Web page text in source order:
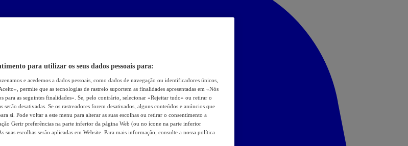
para utilizar os seus dados pessoais para:
e acedemos a dados pessoais, como dados de navegação ou identificadores únicos,
permite que as tecnologias de rastreio suportem as finalidades apresentadas em «Nós
para as seguintes finalidades». Se, pelo contrário, selecionar «Rejeitar tudo» ou retirar o
serão desativadas. Se os rastreadores forem desativados, alguns conteúdos e anúncios que
si. Pode voltar a este menu para alterar as suas escolhas ou retirar o consentimento a
Gerir preferências na parte inferior da página Web (ou no ícone na parte inferior
suas escolhas serão aplicadas em Website. Para mais informação, consulte a nossa política